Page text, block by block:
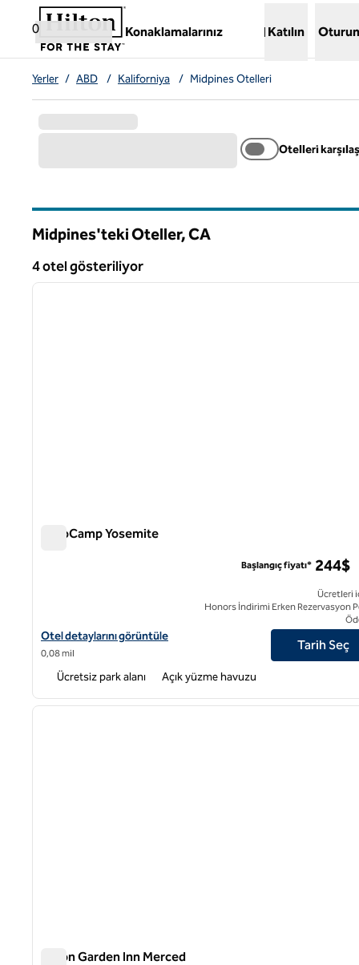
İçeriğe geçiş yap
0
Konaklamalarınız
,Yeni bir sekme açar
Katılın
Yerler / ABD / Kaliforniya / Midpines Otelleri
Otelleri
Midpines'teki Oteller,CA
4 otel gösteriliyor
4 otel gösteriliyor
1 / 12
AutoCamp Yosemite
AutoCamp Yosemite için otel detaylarını görüntüleyin
Otel detaylarını görüntüle
0,08 mil
Başlangıç fiyatı* 244$
Ücretleri
Honors İndirimi Erken Rezervasyon
Tarih Seç
Ücretsiz park alanı Açık yüzme havuzu
1 / 12
Hilton Garden Inn Merced